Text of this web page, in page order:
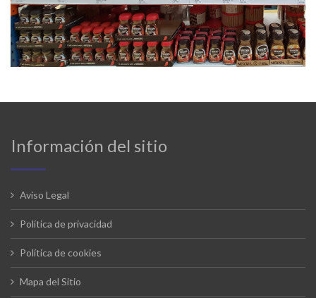
Información del sitio
Aviso Legal
Política de privacidad
Política de cookies
Mapa del Sitio